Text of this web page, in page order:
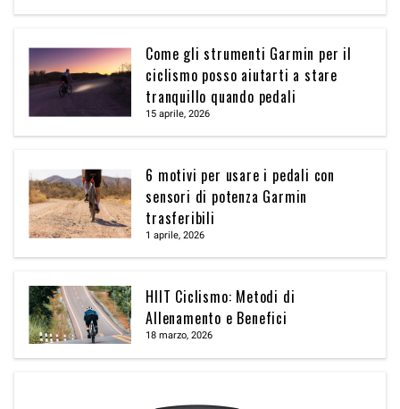
Come gli strumenti Garmin per il
ciclismo posso aiutarti a stare
tranquillo quando pedali
15 aprile, 2026
6 motivi per usare i pedali con
sensori di potenza Garmin
trasferibili
1 aprile, 2026
HIIT Ciclismo: Metodi di
Allenamento e Benefici
18 marzo, 2026